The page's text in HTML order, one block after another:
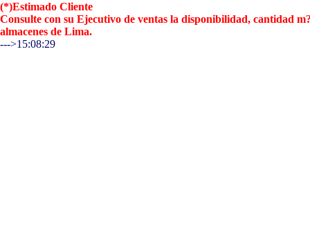
(*)Estimado Cliente
Consulte con su Ejecutivo de ventas la disponibilidad, cantidad
almacenes de Lima.
--->15:08:29